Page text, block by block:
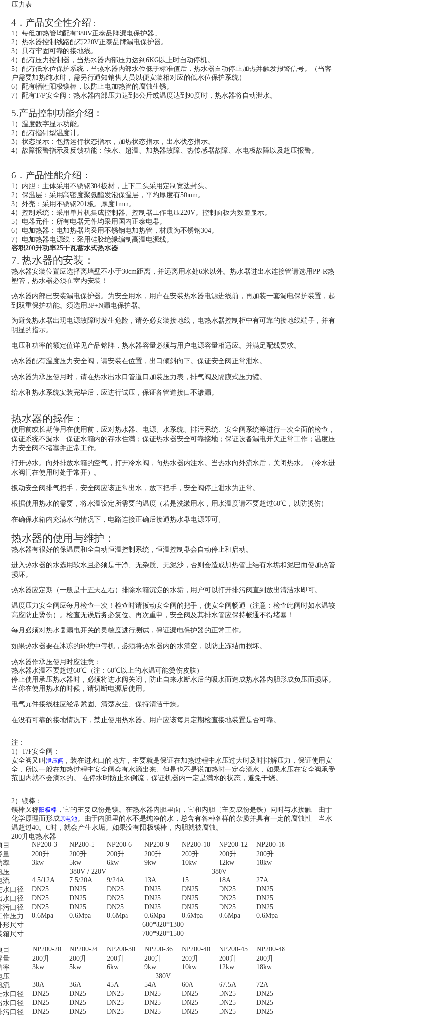
压力表
4．产品安全性介绍 ：
1）每组加热管均配有380V正泰品牌漏电保护器。
2）热水器控制线路配有220V正泰品牌漏电保护器。
3）具有牢固可靠的接地线。
4）配有压力控制器，当热水器内部压力达到6KG以上时自动停机。
5）配有低水位保护系统， 当热水器内部水位低于标准值后，热水器自动停止加热并触发报警信号。（当客
户需要加热纯水时，需另行通知销售人员以便安装相对应的低水位保护系统）
6）配有牺牲阳极镁棒，以防止电加热管的腐蚀生锈。
7）配有T/P安全阀：热水器内部压力达到8公斤或温度达到90度时，热水器将自动泄水。
5.产品控制功能介绍：
1）温度数字显示功能。
2）配有指针型温度计。
3）状态显示：包括运行状态指示，加热状态指示，出水状态指示。
4）故障报警指示及反馈功能：缺水、超温、加热器故障、热传感器故障、水电极故障以及超压报警。
6．产品性能介绍：
1） 内胆：主体采用不锈钢304板材，上下二头采用定制宽边封头。
2） 保温层：采用高密度聚氨酯发泡保温层，平均厚度有50mm。
3）外壳：采用不锈钢201板。厚度1mm。
4）控制系统：采用单片机集成控制器。控制器工作电压220V。控制面板为数显显示。
5）电器元件：所有电器元件均采用国内正泰电器。
6）电加热器：电加热器均采用不锈钢电加热管，材质为不锈钢304。
7）电加热器电源线：采用硅胶绝缘编制高温电源线。
容积200升功率25千瓦蓄水式热水器
7. 热水器的安装：
热水器安装位置应选择离墙壁不小于30cm距离，并远离用水处6米以外。热水器进出水连接管请选用PP-R热
塑管，热水器必须在室内安装！
热水器内部已安装漏电保护器。为安全用水，用户在安装热水器电源进线前，再加装一套漏电保护装置，起
到双重保护功能。须选用3P+N漏电保护器。
为避免热水器出现电源故障时发生危险，请务必安装接地线，电热水器控制柜中有可靠的接地线端子，并有
明显的指示。
电压和功率的额定值详见产品铭牌，热水器容量必须与用户电源容量相适应。并满足配线要求。
热水器配有温度压力安全阀，请安装在位置，出口倾斜向下。保证安全阀正常泄水。
热水器为承压使用时，请在热水出水口管道口加装压力表，排气阀及隔膜式压力罐。
给水和热水系统安装完毕后，应进行试压，保证各管道接口不渗漏。
热水器的操作：
使用前或长期停用在使用前，应对热水器、电源、水系统、排污系统、安全阀系统等进行一次全面的检查，
保证系统不漏水；保证水箱内的存水住满；保证热水器安全可靠接地；保证设备漏电开关正常工作；温度压
力安全阀不堵塞并正常工作。
打开热水。向外排放水箱的空气，打开冷水阀，向热水器内注水。当热水向外流水后，关闭热水。（冷水进
水阀门在使用时处于常开）。
扳动安全阀排气把手，安全阀应该正常出水，放下把手，安全阀停止泄水为正常。
根据使用热水的需要，将水温设定所需要的温度（若是洗漱用水，用水温度请不要超过60℃，以防烫伤）
在确保水箱内充满水的情况下，电路连接正确后接通热水器电源即可。
热水器的使用与维护：
热水器有很好的保温层和全自动恒温控制系统，恒温控制器会自动停止和启动。
进入热水器的水选用软水且必须是干净、无杂质、无泥沙，否则会造成加热管上结有水垢和泥巴而使加热管
损坏。
热水器应定期（一般是十五天左右）排除水箱沉淀的水垢，用户可以打开排污阀直到放出清洁水即可。
温度压力安全阀应每月检查一次！检查时请扳动安全阀的把手，使安全阀畅通（注意：检查此阀时如水温较
高应防止烫伤）。检查无误后务必复位。再次重申，安全阀及其排水管应保持畅通不得堵塞！
每月必须对热水器漏电开关的灵敏度进行测试，保证漏电保护器的正常工作。
如果热水器要在冰冻的环境中停机，必须将热水器内的水清空，以防止冻结而损坏。
热水器作承压使用时应注意：
热水器水温不要超过60℃（注：60℃以上的水温可能烫伤皮肤）
停止使用承压热水器时，必须将进水阀关闭，防止自来水断水后的吸水而造成热水器内胆形成负压而损坏。
当你在使用热水的时候，请切断电源后使用。
电气元件接线柱应经常紧固、清楚灰尘、保持清洁干燥。
在没有可靠的接地情况下，禁止使用热水器。用户应该每月定期检查接地装置是否可靠。
注：
1）T/P安全阀：
安全阀又叫 泄压阀 ，装在进水口的地方，主要就是保证在加热过程中水压过大时及时排解压力，保证使用安
全，所以一般在加热过程中安全阀会有水滴出来。但是也不是说加热时一定会滴水，如果水压在安全阀承受
范围内就不会滴水的。 在停水时防止水倒流，保证机器内一定是满水的状态，避免干烧。
2） 镁棒：
镁棒又称阳极棒 ，它的主要成份是镁。在热水器内胆里面，它和内胆（主要成份是铁）同时与水接触，由于
化学原理而形成原电池。由于内胆里的水不是纯净的水，总含有各种各样的杂质并具有一定的腐蚀性，当水
温超过40。C时，就会产生水垢。如果没有阳极镁棒，内胆就被腐蚀。
200升电热水器
目
NP200-3 NP200-5 NP200-6 NP200-9 NP200-10 NP200-12
NP200-18
量
200升 200升 200升 200升 200升 200升
200升
率
3kw 5kw 6kw 9kw 10kw 12kw
18kw
压
380V / 220V
380V
流
4.5/12A 7.5/20A 9/24A 13A 15 18A
27A
水口径
DN25 DN25 DN25 DN25 DN25 DN25
DN25
水口径
DN25 DN25 DN25 DN25 DN25 DN25
DN25
污口径
DN25 DN25 DN25 DN25 DN25 DN25
DN25
作压力
0.6Mpa 0.6Mpa 0.6Mpa 0.6Mpa 0.6Mpa 0.6Mpa
0.6Mpa
形尺寸
600*820*1300
箱尺寸
700*920*1500
目 NP200-20 NP200-24 NP200-30 NP200-36 NP200-40 NP200-45
NP200-48
量
200升 200升 200升 200升 200升 200升
200升
率
3kw 5kw 6kw 9kw 10kw 12kw
18kw
压
380V
流
30A 36A 45A 54A 60A 67.5A
72A
水口径
DN25 DN25 DN25 DN25 DN25 DN25
DN25
水口径
DN25 DN25 DN25 DN25 DN25 DN25
DN25
污口径
DN25 DN25 DN25 DN25 DN25 DN25
DN25